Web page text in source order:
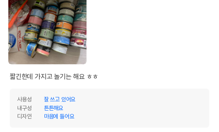
상품 필수 정보
품명 및 모델명
법에 의한 인증,허가 등을
경우 그에 대한 사항
제조국 또는 원산지
짧긴한데 가지고 놀기는 해요 ㅎㅎ
사용성
잘 쓰고 있어요
내구성
튼튼해요
디자인
마음에 들어요